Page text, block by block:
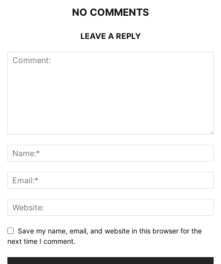
NO COMMENTS
LEAVE A REPLY
Save my name, email, and website in this browser for the
next time I comment.